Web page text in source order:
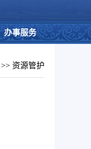
办事服务
>> 资源管护